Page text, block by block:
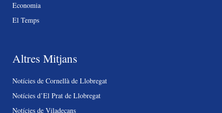
Economia
El Temps
Altres Mitjans
Notícies de Cornellà de Llobregat
Notícies d’El Prat de Llobregat
Notícies de Viladecans